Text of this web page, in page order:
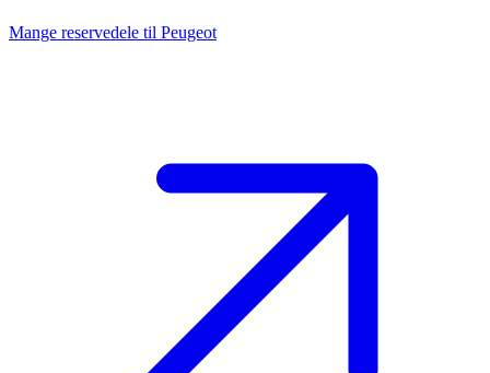
Mange reservedele til Peugeot